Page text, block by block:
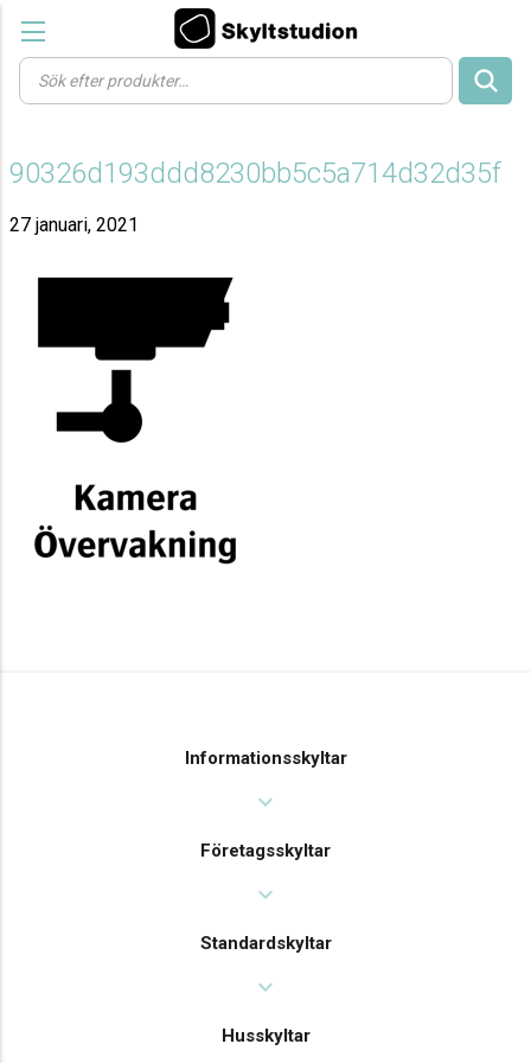
Products
search
90326d193ddd8230bb5c5a714d32d35f
27 januari, 2021
Informationsskyltar
expand_more
Företagsskyltar
expand_more
Standardskyltar
expand_more
Husskyltar